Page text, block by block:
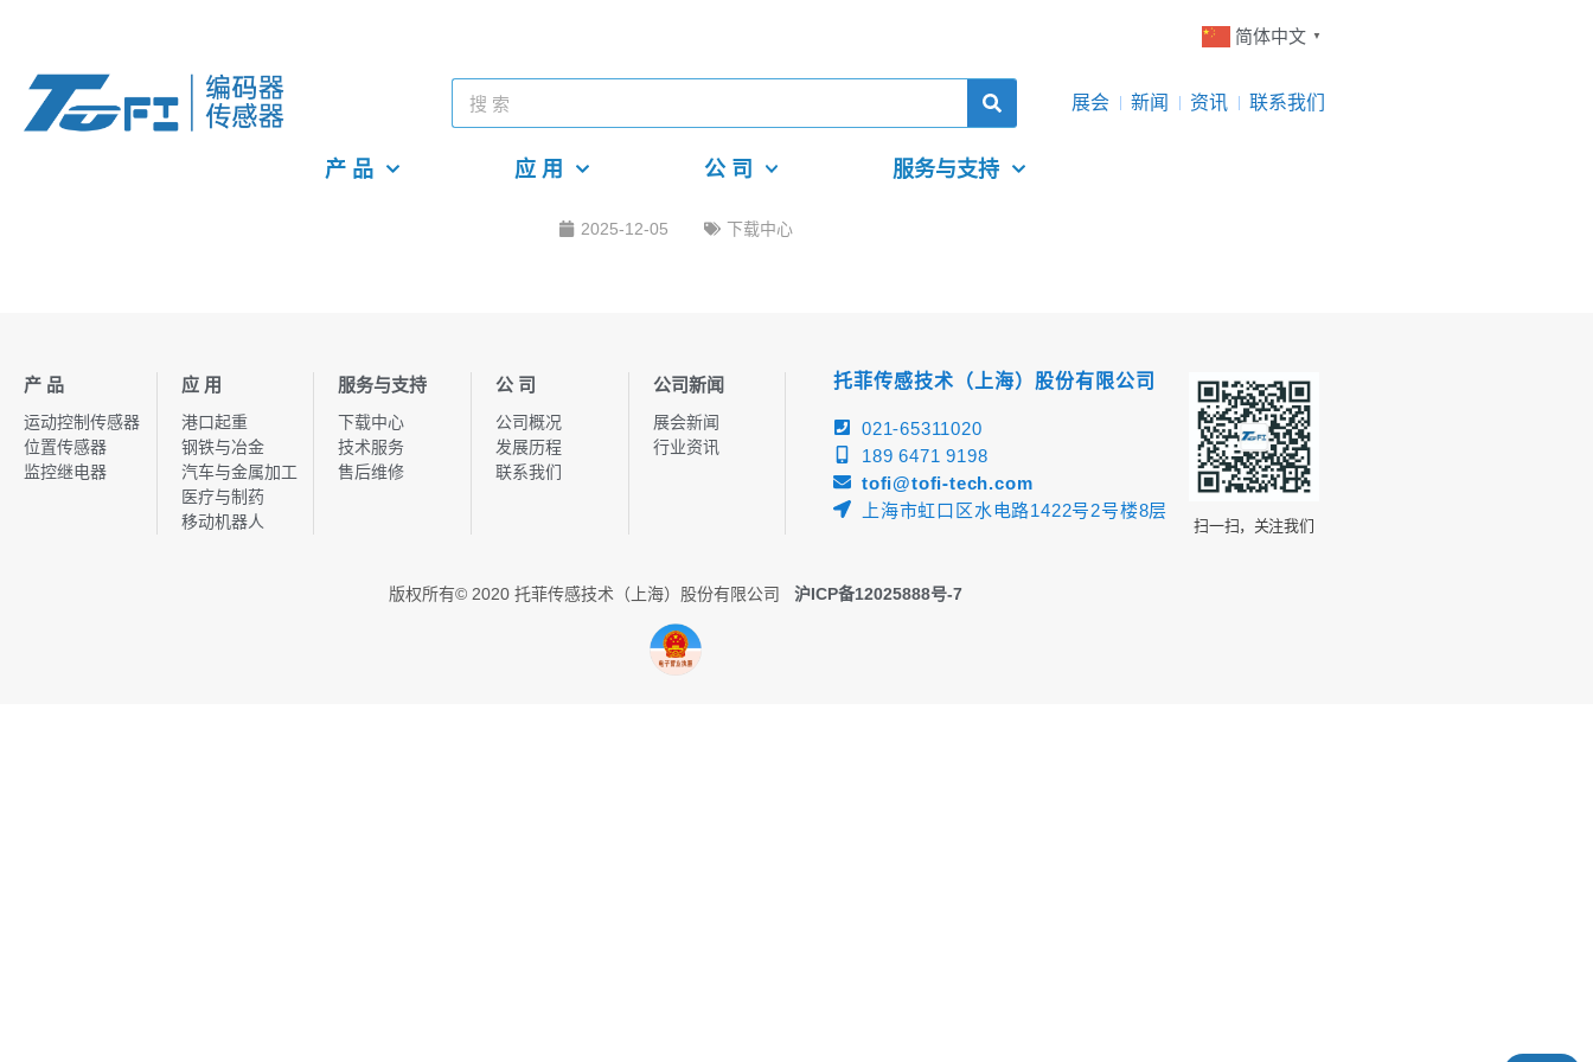
简体中文 ▼
展会 新闻 资讯 联系我们
产 品 应 用 公 司 服务与支持
2025-12-05 下载中心
产 品
运动控制传感器
位置传感器
监控继电器
应 用
港口起重
钢铁与冶金
汽车与金属加工
医疗与制药
移动机器人
服务与支持
下载中心
技术服务
售后维修
公 司
公司概况
发展历程
联系我们
公司新闻
展会新闻
行业资讯
托菲传感技术（上海）股份有限公司
021-65311020
189 6471 9198
tofi@tofi-tech.com
上海市虹口区水电路1422号2号楼8层
扫一扫，关注我们
版权所有© 2020 托菲传感技术（上海）股份有限公司 沪ICP备12025888号-7